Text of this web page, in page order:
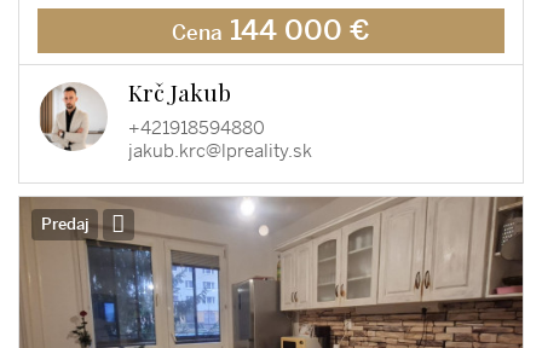
Cena 144 000 €
Krč Jakub
+421918594880
jakub.krc@lpreality.sk
Predaj